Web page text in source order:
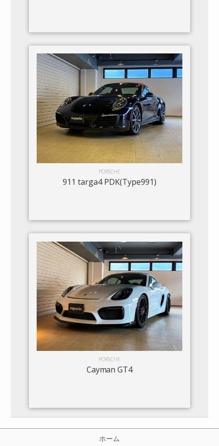
PORSCHE
911 targa4 PDK(Type991)
PORSCHE
Cayman GT4
ホーム